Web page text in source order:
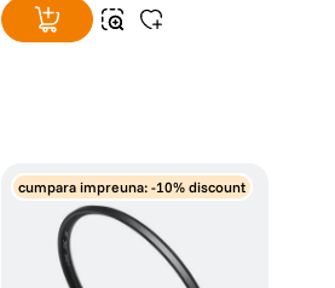
cumpara impreuna: -10% discount